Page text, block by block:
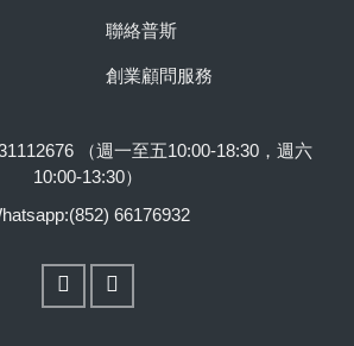
聯絡普斯
創業顧問服務
（週一至五10:00-18:30，週六
10:00-13:30）
66176932